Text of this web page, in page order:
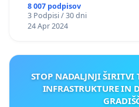
8 007 podpisov
3 Podpisi / 30 dni
24 Apr 2024
STOP NADALJNJI ŠIRITVI
INFRASTRUKTURE IN